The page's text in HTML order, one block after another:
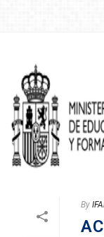
By